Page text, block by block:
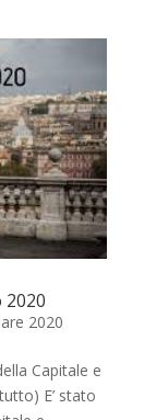
2020
2020
Capitale e
E’ stato